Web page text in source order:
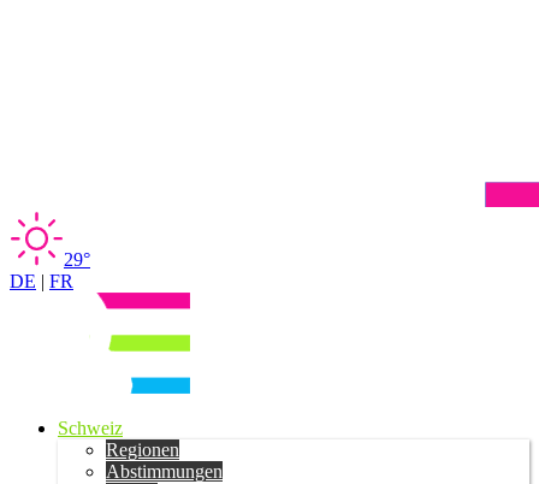
29°
DE | FR
Schweiz
Regionen
Abstimmungen